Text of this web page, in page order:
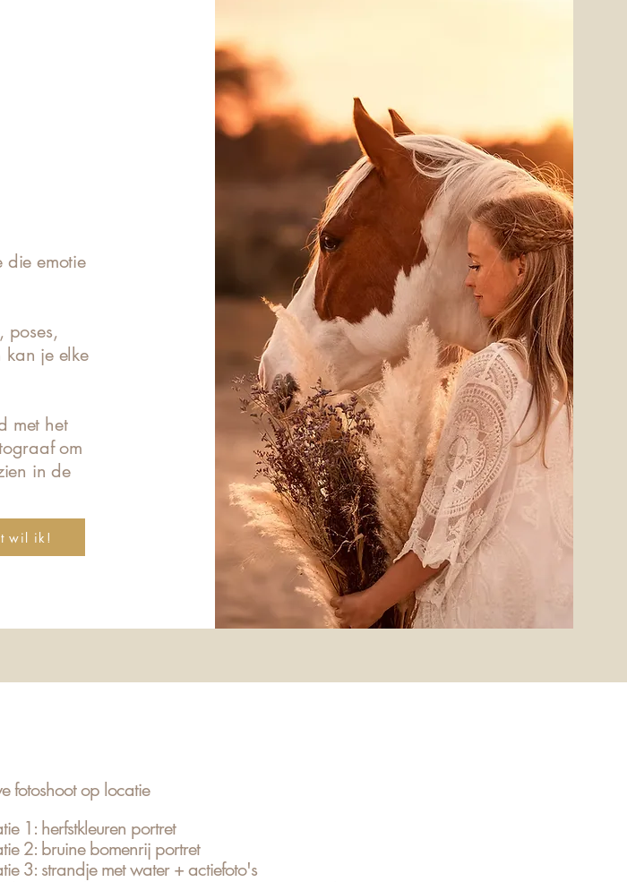
die emotie
poses,
je elke
met het
om
in de
wil ik!
fotoshoot op locatie
1: herfstkleuren portret
2: bruine bomenrij portret
3: strandje met water + actiefoto's